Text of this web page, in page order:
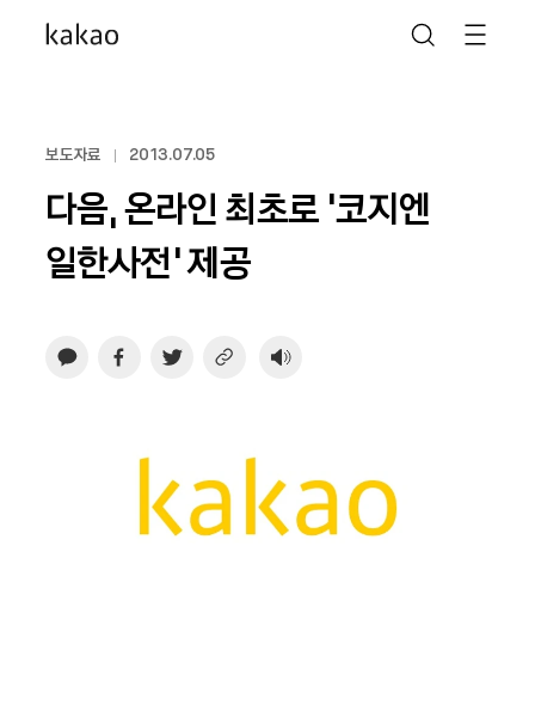
보도자료 2013.07.05
다음, 온라인 최초로 ‘코지엔
일한사전’ 제공